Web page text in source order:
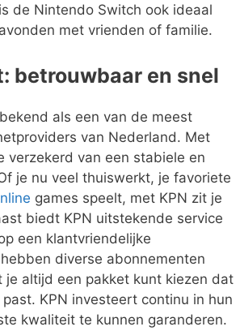
de Nintendo Switch ook ideaal
met vrienden of familie.
betrouwbaar en snel
als een van de meest
van Nederland. Met
verzekerd van een stabiele en
je nu veel thuiswerkt, je favoriete
games speelt, met KPN zit je
biedt KPN uitstekende service
een klantvriendelijke
diverse abonnementen
je altijd een pakket kunt kiezen dat
KPN investeert continu in hun
kwaliteit te kunnen garanderen.